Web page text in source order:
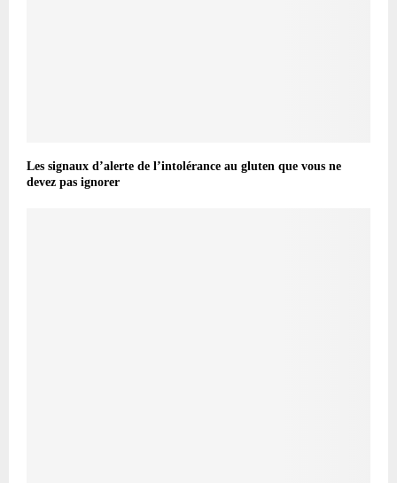
Les signaux d’alerte de l’intolérance au gluten que vous ne
devez pas ignorer